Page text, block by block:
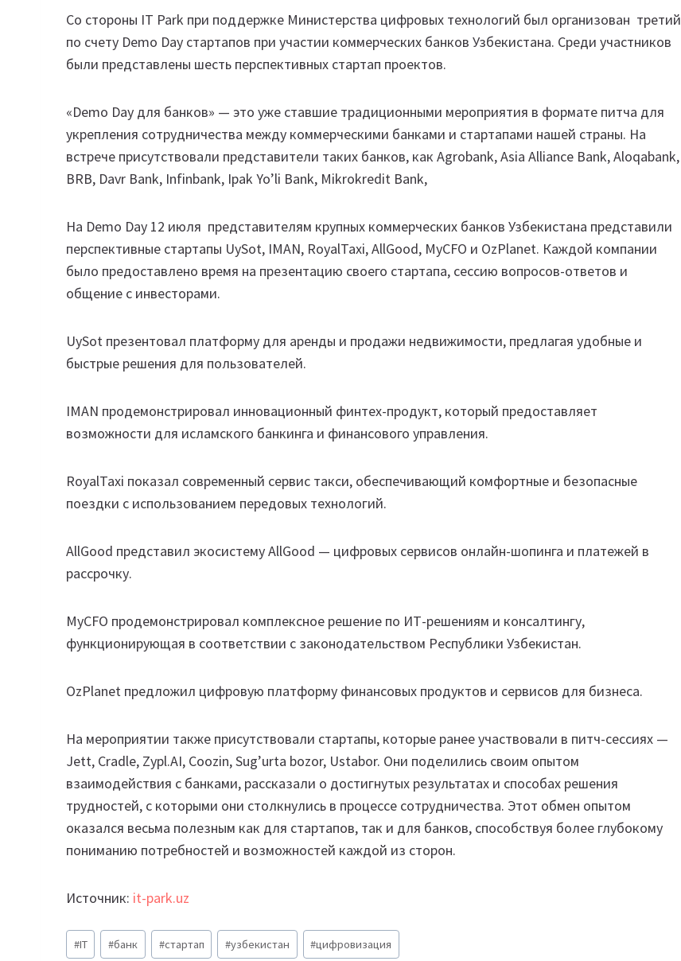
Со стороны IT Park при поддержке Министерства цифровых технологий был организован третий
по счету Demo Day стартапов при участии коммерческих банков Узбекистана. Среди участников
были представлены шесть перспективных стартап проектов.
«Demo Day для банков» — это уже ставшие традиционными мероприятия в формате питча для
укрепления сотрудничества между коммерческими банками и стартапами нашей страны. На
встрече присутствовали представители таких банков, как ​​Agrobank, Asia Alliance Bank, Aloqabank,
BRB, Davr Bank, Infinbank, Ipak Yo’li Bank, Mikrokredit Bank,
На Demo Day 12 июля представителям крупных коммерческих банков Узбекистана представили
перспективные стартапы UySot, IMAN, RoyalTaxi, AllGood, MyCFO и OzPlanet. Каждой компании
было предоставлено время на презентацию своего стартапа, сессию вопросов-ответов и
общение с инвесторами.
UySot презентовал платформу для аренды и продажи недвижимости, предлагая удобные и
быстрые решения для пользователей.
IMAN продемонстрировал инновационный финтех-продукт, который предоставляет
возможности для исламского банкинга и финансового управления.
RoyalTaxi показал современный сервис такси, обеспечивающий комфортные и безопасные
поездки с использованием передовых технологий.
AllGood представил экосистему AllGood — цифровых сервисов онлайн-шопинга и платежей в
рассрочку.
MyCFO продемонстрировал комплексное решение по ИТ-решениям и консалтингу,
функционирующая в соответствии с законодательством Республики Узбекистан.
OzPlanet предложил цифровую платформу финансовых продуктов и сервисов для бизнеса.
На мероприятии также присутствовали стартапы, которые ранее участвовали в питч-сессиях —
Jett, Cradle, Zypl.AI, Coozin, Sug’urta bozor, Ustabor. Они поделились своим опытом
взаимодействия с банками, рассказали о достигнутых результатах и способах решения
трудностей, с которыми они столкнулись в процессе сотрудничества. Этот обмен опытом
оказался весьма полезным как для стартапов, так и для банков, способствуя более глубокому
пониманию потребностей и возможностей каждой из сторон.
Источник: it-park.uz
Метки
записи:
#IT #банк #стартап #узбекистан #цифровизация